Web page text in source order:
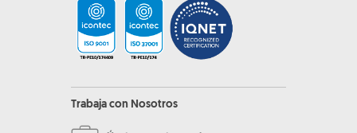
Trabaja con Nosotros